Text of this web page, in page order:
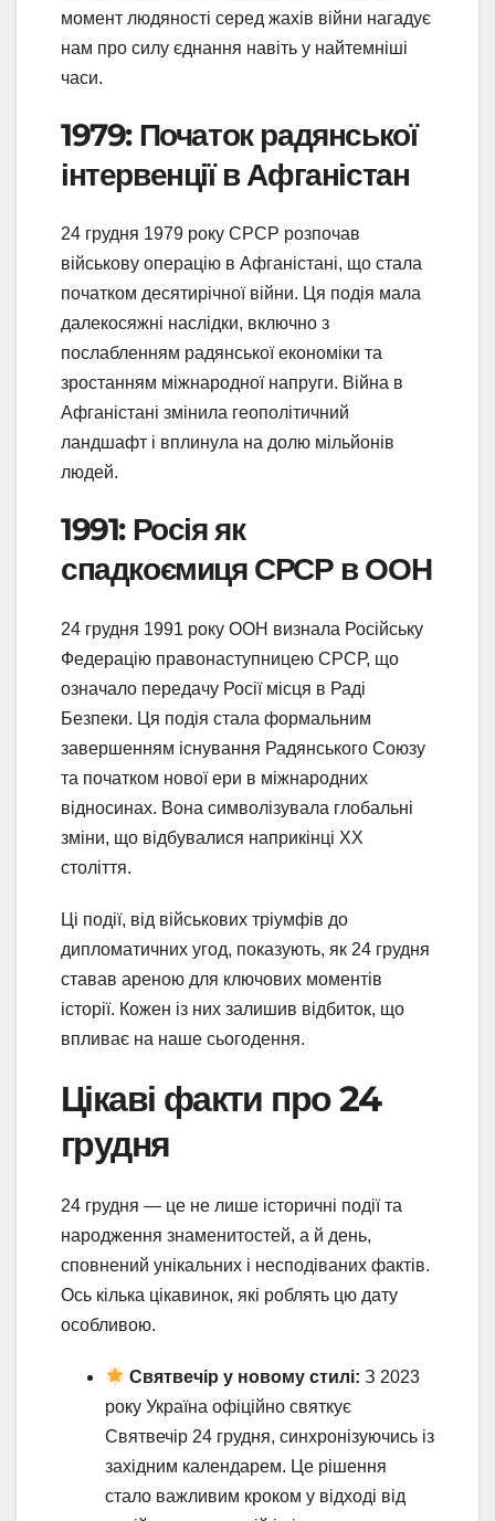
момент людяності серед жахів війни нагадує
нам про силу єднання навіть у найтемніші
часи.
1979: Початок радянської
інтервенції в Афганістан
24 грудня 1979 року СРСР розпочав
військову операцію в Афганістані, що стала
початком десятирічної війни. Ця подія мала
далекосяжні наслідки, включно з
послабленням радянської економіки та
зростанням міжнародної напруги. Війна в
Афганістані змінила геополітичний
ландшафт і вплинула на долю мільйонів
людей.
1991: Росія як
спадкоємиця СРСР в ООН
24 грудня 1991 року ООН визнала Російську
Федерацію правонаступницею СРСР, що
означало передачу Росії місця в Раді
Безпеки. Ця подія стала формальним
завершенням існування Радянського Союзу
та початком нової ери в міжнародних
відносинах. Вона символізувала глобальні
зміни, що відбувалися наприкінці ХХ
століття.
Ці події, від військових тріумфів до
дипломатичних угод, показують, як 24 грудня
ставав ареною для ключових моментів
історії. Кожен із них залишив відбиток, що
впливає на наше сьогодення.
Цікаві факти про 24
грудня
24 грудня — це не лише історичні події та
народження знаменитостей, а й день,
сповнений унікальних і несподіваних фактів.
Ось кілька цікавинок, які роблять цю дату
особливою.
Святвечір у новому стилі: З 2023
року Україна офіційно святкує
Святвечір 24 грудня, синхронізуючись із
західним календарем. Це рішення
стало важливим кроком у відході від